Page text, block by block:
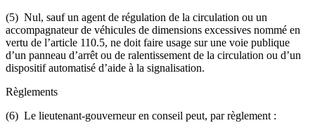
(5) Nul, sauf un agent de régulation de la circulation ou un
accompagnateur de véhicules de dimensions excessives nommé en
vertu de l’article 110.5, ne doit faire usage sur une voie publique
d’un panneau d’arrêt ou de ralentissement de la circulation ou d’un
dispositif automatisé d’aide à la signalisation.
Règlements
(6) Le lieutenant-gouverneur en conseil peut, par règlement :